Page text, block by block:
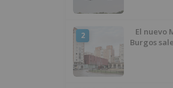
2
El nuevo
Burgos